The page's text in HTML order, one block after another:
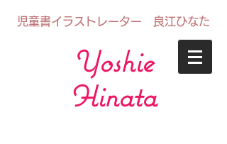
児童書イラストレーター 良江ひなた
Yoshie
Hinata